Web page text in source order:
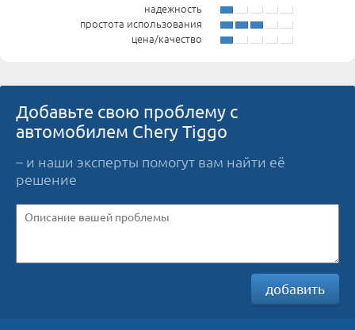
надежность
простота использования
цена/качество
Добавьте свою проблему с
автомобилем Chery Tiggo
– и наши эксперты помогут вам найти её
решение
добавить